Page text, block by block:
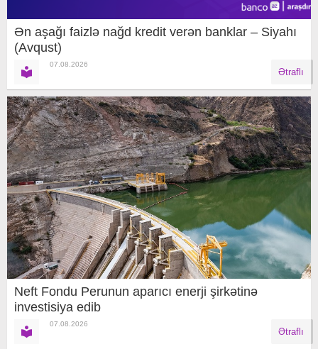
Ən aşağı faizlə nağd kredit verən banklar – Siyahı
(Avqust)
07.08.2026
Ətraflı
Neft Fondu Perunun aparıcı enerji şirkətinə
investisiya edib
07.08.2026
Ətraflı